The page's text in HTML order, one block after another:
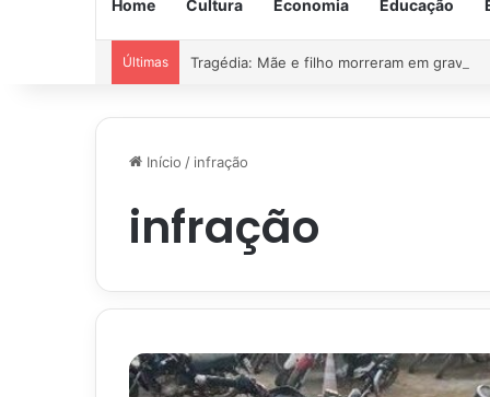
Home Cultura Economia Educação
Últimas Tragédia: Mãe e filho morreram em grave
Início / infração
infração